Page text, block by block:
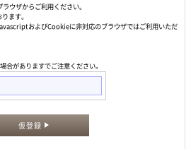
ウザからご利用ください。
ます。
およびCookieに非対応のブラウザではご利用いただ
がありますでご注意ください。
仮登録